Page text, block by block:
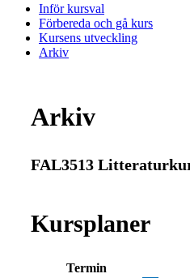
Inför kursval
Förbereda och gå kurs
Kursens utveckling
Arkiv
Arkiv
FAL3513
Kursplaner
Termin